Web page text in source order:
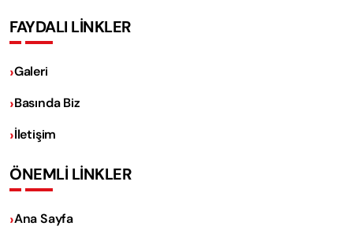
FAYDALI LİNKLER
Galeri
Basında Biz
İletişim
ÖNEMLİ LİNKLER
Ana Sayfa